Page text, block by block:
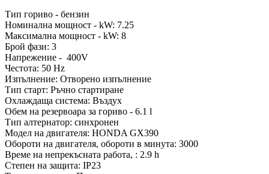
Тип гориво - бензин
Номинална мощност - kW: 7.25
Максимална мощност - kW: 8
Брой фази: 3
Напрежение - 400V
Честота: 50 Hz
Изпълнение: Отворено изпълнение
Тип старт: Ръчно стартиране
Охлаждаща система: Въздух
Обем на резервоара за гориво - 6.1 l
Тип алтернатор: синхронен
Модел на двигателя: HONDA GX390
Обороти на двигателя, обороти в минута: 3000
Време на непрекъсната работа, : 2.9 h
Степен на защита: IP23